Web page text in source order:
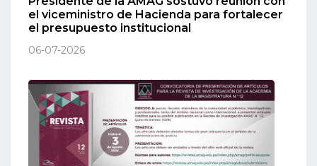
el viceministro de Hacienda para fortalecer
el presupuesto institucional
06-07-2026